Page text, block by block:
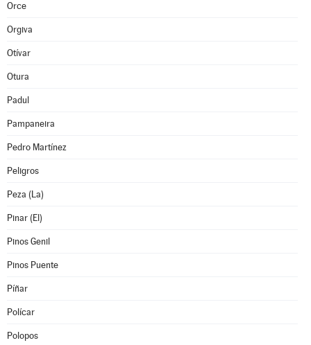
Orce
Orgiva
Otívar
Otura
Padul
Pampaneira
Pedro Martínez
Peligros
Peza (La)
Pinar (El)
Pinos Genil
Pinos Puente
Píñar
Polícar
Polopos